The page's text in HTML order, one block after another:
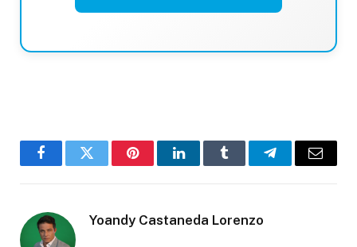
FacebookTwitter PinterestLinkedInTumblr TelegramEmail
Yoandy Castaneda Lorenzo